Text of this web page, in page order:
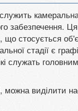
забезпечення.
стосується
стадії є
служать
виділити